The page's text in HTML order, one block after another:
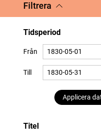
Filtrera
Tidsperiod
Från
Till
Applicera
Titel